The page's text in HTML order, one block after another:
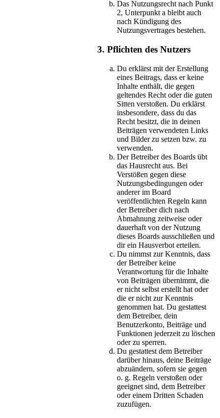
Das Nutzungsrecht nach Punkt
2, Unterpunkt a bleibt auch
nach Kündigung des
Nutzungsvertrages bestehen.
3. Pflichten des Nutzers
Du erklärst mit der Erstellung
eines Beitrags, dass er keine
Inhalte enthält, die gegen
geltendes Recht oder die guten
Sitten verstoßen. Du erklärst
insbesondere, dass du das
Recht besitzt, die in deinen
Beiträgen verwendeten Links
und Bilder zu setzen bzw. zu
verwenden.
Der Betreiber des Boards übt
das Hausrecht aus. Bei
Verstößen gegen diese
Nutzungsbedingungen oder
anderer im Board
veröffentlichten Regeln kann
der Betreiber dich nach
Abmahnung zeitweise oder
dauerhaft von der Nutzung
dieses Boards ausschließen und
dir ein Hausverbot erteilen.
Du nimmst zur Kenntnis, dass
der Betreiber keine
Verantwortung für die Inhalte
von Beiträgen übernimmt, die
er nicht selbst erstellt hat oder
die er nicht zur Kenntnis
genommen hat. Du gestattest
dem Betreiber, dein
Benutzerkonto, Beiträge und
Funktionen jederzeit zu löschen
oder zu sperren.
Du gestattest dem Betreiber
darüber hinaus, deine Beiträge
abzuändern, sofern sie gegen
o. g. Regeln verstoßen oder
geeignet sind, dem Betreiber
oder einem Dritten Schaden
zuzufügen.